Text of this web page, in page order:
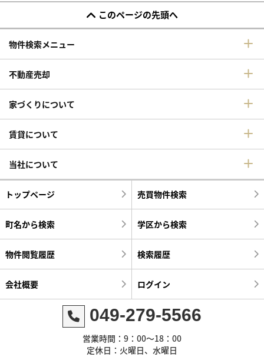
このページの先頭へ
物件検索メニュー
不動産売却
家づくりについて
賃貸について
当社について
トップページ 売買物件検索
町名から検索 学区から検索
物件閲覧履歴 検索履歴
会社概要 ログイン
049-279-5566
営業時間：9：00～18：00
定休日：火曜日、水曜日